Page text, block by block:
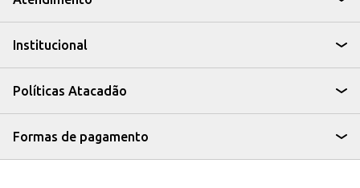
Institucional
Políticas Atacadão
Formas de pagamento